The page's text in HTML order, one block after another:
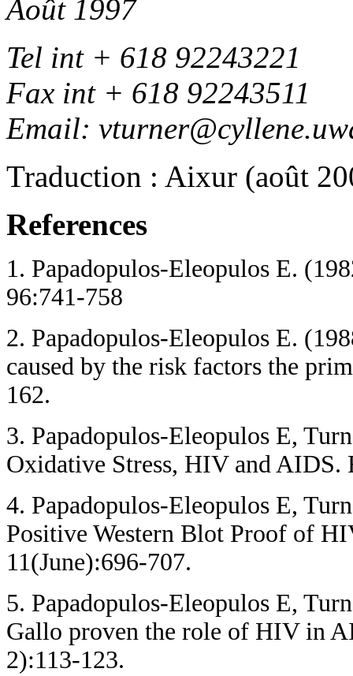
Août 1997
Tel int + 618 92243221
Fax int + 618 92243511
Email:
Traduction : Aixur (août
References
1. Papadopulos-Eleopulos E.
96:741-758
2. Papadopulos-Eleopulos E.
caused by the risk factors the
162.
3. Papadopulos-Eleopulos E,
Oxidative Stress, HIV and AIDS.
4. Papadopulos-Eleopulos E,
Positive Western Blot Proof of
11(June):696-707.
5. Papadopulos-Eleopulos E,
Gallo proven the role of HIV in
2):113-123.